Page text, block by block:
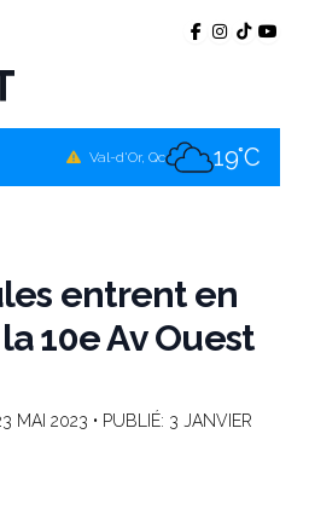
Val-d'Or, Qc 19°C
entrent en
10e Av Ouest
MAI 2023 • PUBLIÉ: 3 JANVIER